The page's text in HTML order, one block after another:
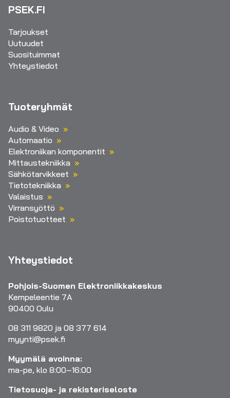
PSEK.FI
Tarjoukset
Uutuudet
Suosituimmat
Yhteystiedot
Tuoteryhmät
Audio & Video
Automaatio
Elektroniikan komponentit
Mittaustekniikka
Sähkötarvikkeet
Tietotekniikka
Valaistus
Virransyöttö
Poistotuotteet
Yhteystiedot
Pohjois-Suomen Elektroniikkakeskus
Kempeleentie 7A
90400 Oulu
08 311 9820 ja 08 377 614
myynti@psek.fi
Myymälä avoinna:
ma-pe, klo 8:00–16:00
Tietosuoja- ja rekisteriseloste